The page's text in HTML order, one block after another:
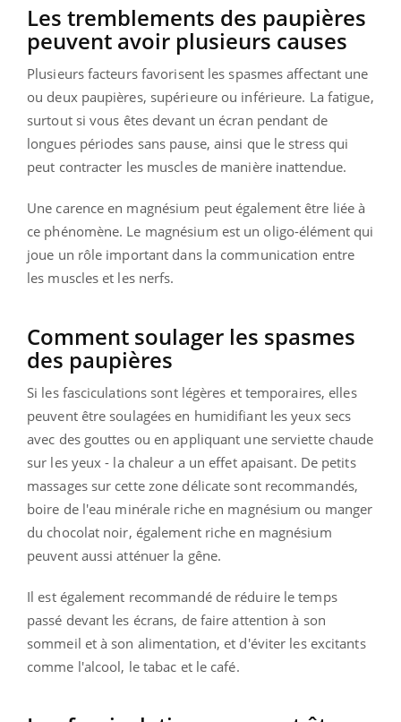
Les tremblements des paupières
peuvent avoir plusieurs causes
Plusieurs facteurs favorisent les spasmes affectant une
ou deux paupières, supérieure ou inférieure. La fatigue,
surtout si vous êtes devant un écran pendant de
longues périodes sans pause, ainsi que le stress qui
peut contracter les muscles de manière inattendue.
Une carence en magnésium peut également être liée à
ce phénomène. Le magnésium est un oligo-élément qui
joue un rôle important dans la communication entre
les muscles et les nerfs.
Comment soulager les spasmes
des paupières
Si les fasciculations sont légères et temporaires, elles
peuvent être soulagées en humidifiant les yeux secs
avec des gouttes ou en appliquant une serviette chaude
sur les yeux - la chaleur a un effet apaisant. De petits
massages sur cette zone délicate sont recommandés,
boire de l'eau minérale riche en magnésium ou manger
du chocolat noir, également riche en magnésium
peuvent aussi atténuer la gêne.
Il est également recommandé de réduire le temps
passé devant les écrans, de faire attention à son
sommeil et à son alimentation, et d'éviter les excitants
comme l'alcool, le tabac et le café.